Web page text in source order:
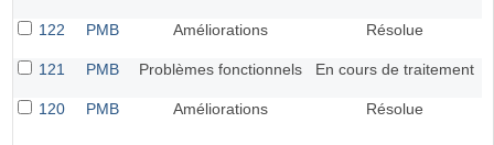
122 PMB Améliorations Résolue
121 PMB Problèmes fonctionnels En cours de traitement
120 PMB Améliorations Résolue